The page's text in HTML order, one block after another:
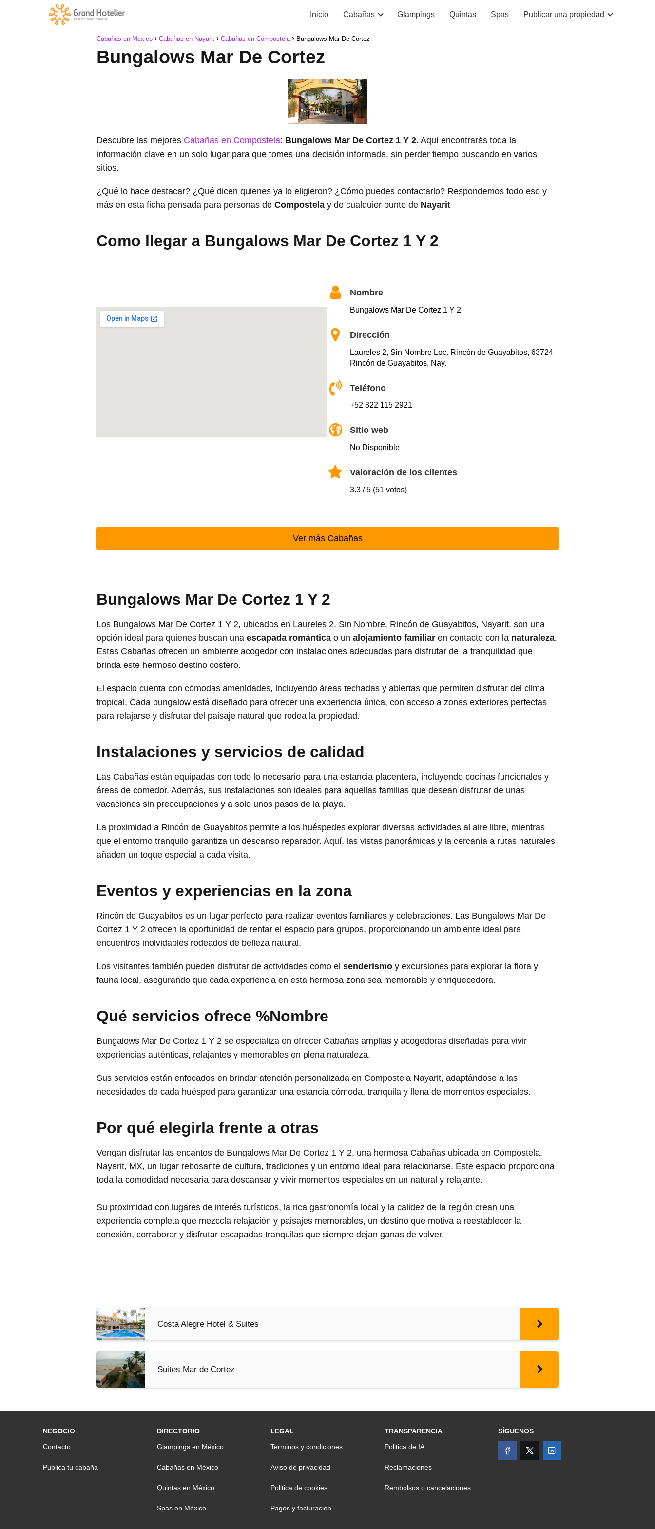
Inicio Cabañas Glampings Quintas Spas Publicar una propiedad
Cabañas en Mexico Cabañas en Nayarit Cabañas en Compostela Bungalows Mar De Cortez
Bungalows Mar De Cortez
Descubre las mejores Cabañas en Compostela: Bungalows Mar De Cortez 1 Y 2. Aquí encontrarás toda la
información clave en un solo lugar para que tomes una decisión informada, sin perder tiempo buscando en varios
sitios.
¿Qué lo hace destacar? ¿Qué dicen quienes ya lo eligieron? ¿Cómo puedes contactarlo? Respondemos todo eso y
más en esta ficha pensada para personas de Compostela y de cualquier punto de Nayarit
Como llegar a Bungalows Mar De Cortez 1 Y 2
Nombre
Bungalows Mar De Cortez 1 Y 2
Dirección
Laureles 2, Sin Nombre Loc. Rincón de Guayabitos, 63724
Rincón de Guayabitos, Nay.
Teléfono
+52 322 115 2921
Sitio web
No Disponible
Valoración de los clientes
3.3 / 5 (51 votos)
Ver más Cabañas
Bungalows Mar De Cortez 1 Y 2
Los Bungalows Mar De Cortez 1 Y 2, ubicados en Laureles 2, Sin Nombre, Rincón de Guayabitos, Nayarit, son una
opción ideal para quienes buscan una escapada romántica o un alojamiento familiar en contacto con la naturaleza.
Estas Cabañas ofrecen un ambiente acogedor con instalaciones adecuadas para disfrutar de la tranquilidad que
brinda este hermoso destino costero.
El espacio cuenta con cómodas amenidades, incluyendo áreas techadas y abiertas que permiten disfrutar del clima
tropical. Cada bungalow está diseñado para ofrecer una experiencia única, con acceso a zonas exteriores perfectas
para relajarse y disfrutar del paisaje natural que rodea la propiedad.
Instalaciones y servicios de calidad
Las Cabañas están equipadas con todo lo necesario para una estancia placentera, incluyendo cocinas funcionales y
áreas de comedor. Además, sus instalaciones son ideales para aquellas familias que desean disfrutar de unas
vacaciones sin preocupaciones y a solo unos pasos de la playa.
La proximidad a Rincón de Guayabitos permite a los huéspedes explorar diversas actividades al aire libre, mientras
que el entorno tranquilo garantiza un descanso reparador. Aquí, las vistas panorámicas y la cercanía a rutas naturales
añaden un toque especial a cada visita.
Eventos y experiencias en la zona
Rincón de Guayabitos es un lugar perfecto para realizar eventos familiares y celebraciones. Las Bungalows Mar De
Cortez 1 Y 2 ofrecen la oportunidad de rentar el espacio para grupos, proporcionando un ambiente ideal para
encuentros inolvidables rodeados de belleza natural.
Los visitantes también pueden disfrutar de actividades como el senderismo y excursiones para explorar la flora y
fauna local, asegurando que cada experiencia en esta hermosa zona sea memorable y enriquecedora.
Qué servicios ofrece %Nombre
Bungalows Mar De Cortez 1 Y 2 se especializa en ofrecer Cabañas amplias y acogedoras diseñadas para vivir
experiencias auténticas, relajantes y memorables en plena naturaleza.
Sus servicios están enfocados en brindar atención personalizada en Compostela Nayarit, adaptándose a las
necesidades de cada huésped para garantizar una estancia cómoda, tranquila y llena de momentos especiales.
Por qué elegirla frente a otras
Vengan disfrutar las encantos de Bungalows Mar De Cortez 1 Y 2, una hermosa Cabañas ubicada en Compostela,
Nayarit, MX, un lugar rebosante de cultura, tradiciones y un entorno ideal para relacionarse. Este espacio proporciona
toda la comodidad necesaria para descansar y vivir momentos especiales en un natural y relajante.
Su proximidad con lugares de interés turísticos, la rica gastronomía local y la calidez de la región crean una
experiencia completa que mezccla relajación y paisajes memorables, un destino que motiva a reestablecer la
conexión, corraborar y disfrutar escapadas tranquilas que siempre dejan ganas de volver.
Costa Alegre Hotel & Suites
Suites Mar de Cortez
NEGOCIO
Contacto
Publica tu cabaña
DIRECTORIO
Glampings en México
Cabañas en México
Quintas en México
Spas en México
LEGAL
Terminos y condiciones
Aviso de privacidad
Politica de cookies
Pagos y facturacion
TRANSPARENCIA
Politica de IA
Reclamaciones
Rembolsos o cancelaciones
SÍGUENOS